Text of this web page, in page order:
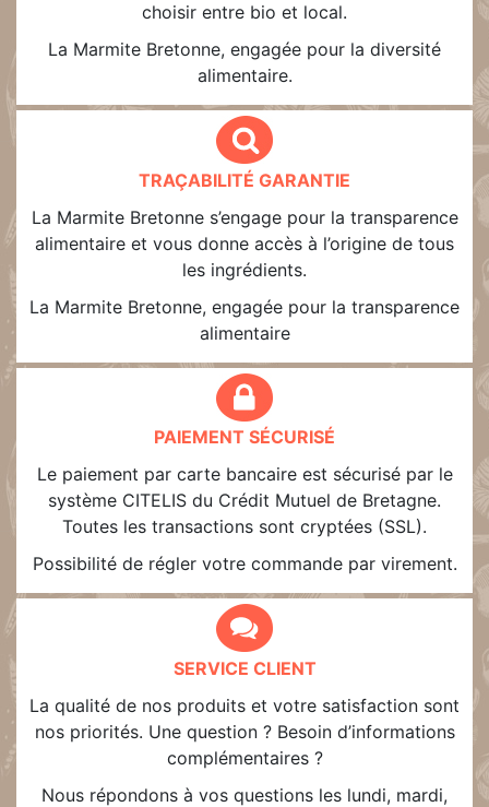
choisir entre bio et local.
La Marmite Bretonne, engagée pour la diversité
alimentaire.
TRAÇABILITÉ GARANTIE
La Marmite Bretonne s’engage pour la transparence
alimentaire et vous donne accès à l’origine de tous
les ingrédients.
La Marmite Bretonne, engagée pour la transparence
alimentaire
PAIEMENT SÉCURISÉ
Le paiement par carte bancaire est sécurisé par le
système CITELIS du Crédit Mutuel de Bretagne.
Toutes les transactions sont cryptées (SSL).
Possibilité de régler votre commande par virement.
SERVICE CLIENT
La qualité de nos produits et votre satisfaction sont
nos priorités. Une question ? Besoin d’informations
complémentaires ?
Nous répondons à vos questions les lundi, mardi,